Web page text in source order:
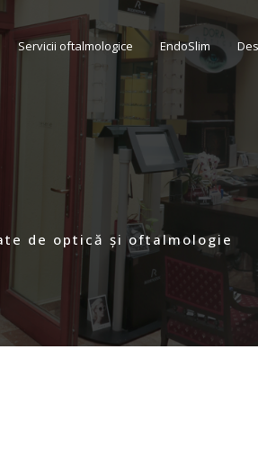
Servicii oftalmologice EndoSlim
de optică și oftalmologie